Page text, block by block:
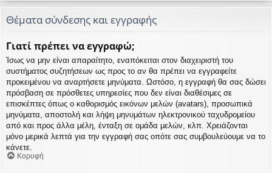
Θέματα σύνδεσης και εγγραφής
Γιατί πρέπει να εγγραφώ;
Ίσως να μην είναι απαραίτητο, εναπόκειται στον διαχειριστή του
συστήματος συζητήσεων ως προς το αν θα πρέπει να εγγραφείτε
προκειμένου να αναρτήσετε μηνύματα. Ωστόσο, η εγγραφή θα σας δώσει
πρόσβαση σε πρόσθετες υπηρεσίες που δεν είναι διαθέσιμες σε
επισκέπτες όπως ο καθορισμός εικόνων μελών (avatars), προσωπικά
μηνύματα, αποστολή και λήψη μηνυμάτων ηλεκτρονικού ταχυδρομείου
από και προς άλλα μέλη, ένταξη σε ομάδα μελών, κλπ. Χρειάζονται
μόνο μερικά λεπτά για την εγγραφή σας οπότε σας συμβουλεύουμε να το
κάνετε.
Κορυφή